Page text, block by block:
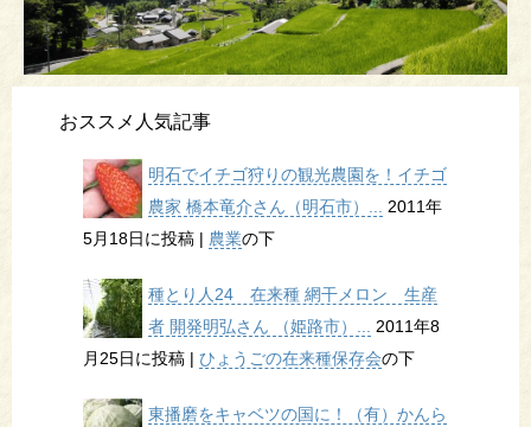
おススメ人気記事
明石でイチゴ狩りの観光農園を！イチゴ
農家 橋本竜介さん（明石市）... 2011年
5月18日に投稿 | 農業の下
種とり人24 在来種 網干メロン 生産
者 開発明弘さん （姫路市）... 2011年8
月25日に投稿 | ひょうごの在来種保存会の下
東播磨をキャベツの国に！（有）かんら